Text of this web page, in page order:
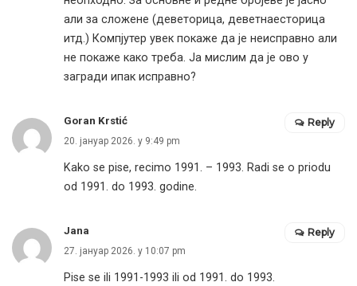
али за сложене (деветорица, деветнаесторица
итд.) Компјутер увек покаже да је неисправно али
не покаже како треба. Ја мислим да је ово у
загради ипак исправно?
Goran Krstić
20. јануар 2026. у 9:49 pm
Kako se pise, recimo 1991. – 1993. Radi se o priodu
od 1991. do 1993. godine.
Reply
Jana
27. јануар 2026. у 10:07 pm
Pise se ili 1991-1993 ili od 1991. do 1993.
Reply